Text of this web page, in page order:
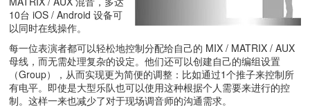
10台 iOS / Android 设备可
以同时在线操作。
每一位表演者都可以轻松地控制分配给自己的 MIX / MATRIX / AUX
母线，而无需处理复杂的设定。他们还可以创建自己的编组设置
（Group），从而实现更为简便的调整：比如通过1个推子来控制所
有电平。即使是大型乐队也可以使用这种根据个人需要来进行的控
制。这样一来也减少了对于现场调音师的沟通需求。